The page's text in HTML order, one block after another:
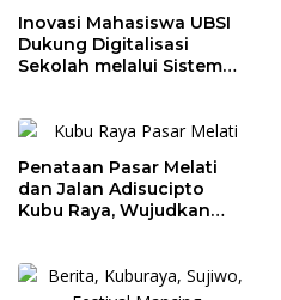
Inovasi Mahasiswa UBSI
Dukung Digitalisasi
Sekolah melalui Sistem
Penataan Pasar Melati
dan Jalan Adisucipto
Kubu Raya, Wujudkan